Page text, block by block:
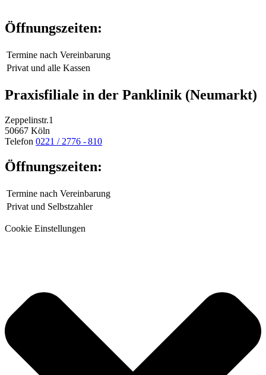
Öffnungszeiten:
Termine nach Vereinbarung
Privat und alle Kassen
Praxisfiliale in der Panklinik (Neumarkt)
Zeppelinstr.1
50667 Köln
Telefon 0221 / 2776 - 810
Öffnungszeiten:
Termine nach Vereinbarung
Privat und Selbstzahler
Cookie Einstellungen